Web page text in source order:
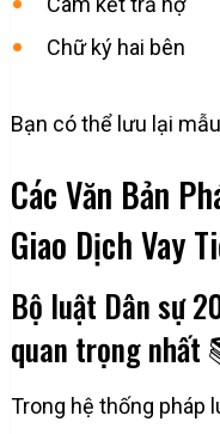
Chữ ký hai bên
Bạn có thể lưu lại
Các Văn Bản
Giao Dịch Vay
Bộ luật Dân sự
quan trọng nhất
Trong hệ thống pháp